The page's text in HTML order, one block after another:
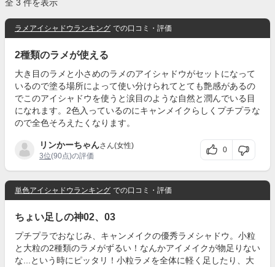
全 3 件を表示
ラメアイシャドウランキング での口コミ・評価
2種類のラメが使える
大き目のラメと小さめのラメのアイシャドウがセットになって
いるので塗る場所によって使い分けられてとても艶感があるの
でこのアイシャドウを使うと涙目のような自然と潤んでいる目
になれます。2色入っているのにキャンメイクらしくプチプラな
ので全色そろえたくなります。
リンかーちゃんさん(女性)
3位(90点)の評価
0
単色アイシャドウランキング での口コミ・評価
ちょい足しの神02、03
プチプラでおなじみ、キャンメイクの優秀ラメシャドウ。小粒
と大粒の2種類のラメがずるい！なんかアイメイクが物足りない
な...という時にピッタリ！小粒ラメを全体に軽く足したり、大